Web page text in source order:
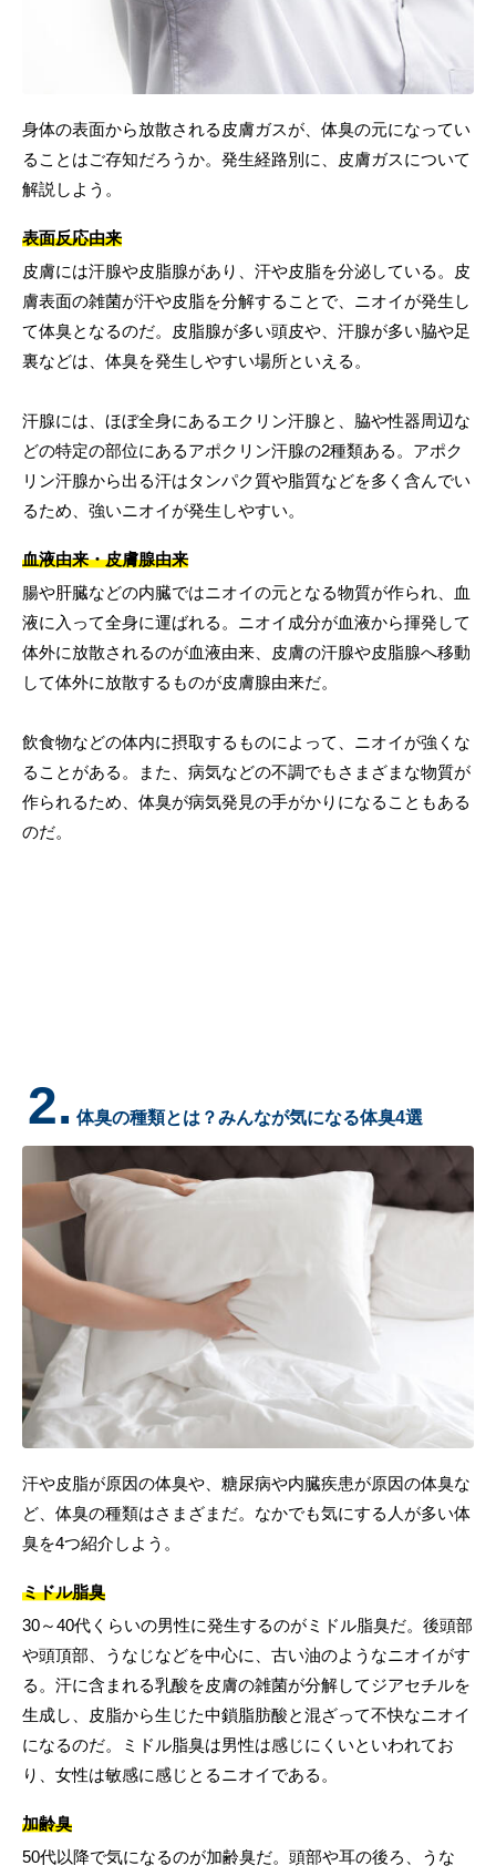
身体の表面から放散される皮膚ガスが、体臭の元になってい
ることはご存知だろうか。発生経路別に、皮膚ガスについて
解説しよう。
表面反応由来
皮膚には汗腺や皮脂腺があり、汗や皮脂を分泌している。皮
膚表面の雑菌が汗や皮脂を分解することで、ニオイが発生し
て体臭となるのだ。皮脂腺が多い頭皮や、汗腺が多い脇や足
裏などは、体臭を発生しやすい場所といえる。
汗腺には、ほぼ全身にあるエクリン汗腺と、脇や性器周辺な
どの特定の部位にあるアポクリン汗腺の2種類ある。アポク
リン汗腺から出る汗はタンパク質や脂質などを多く含んでい
るため、強いニオイが発生しやすい。
血液由来・皮膚腺由来
腸や肝臓などの内臓ではニオイの元となる物質が作られ、血
液に入って全身に運ばれる。ニオイ成分が血液から揮発して
体外に放散されるのが血液由来、皮膚の汗腺や皮脂腺へ移動
して体外に放散するものが皮膚腺由来だ。
飲食物などの体内に摂取するものによって、ニオイが強くな
ることがある。また、病気などの不調でもさまざまな物質が
作られるため、体臭が病気発見の手がかりになることもある
のだ。
2. 体臭の種類とは？みんなが気になる体臭4選
汗や皮脂が原因の体臭や、糖尿病や内臓疾患が原因の体臭な
ど、体臭の種類はさまざまだ。なかでも気にする人が多い体
臭を4つ紹介しよう。
ミドル脂臭
30～40代くらいの男性に発生するのがミドル脂臭だ。後頭部
や頭頂部、うなじなどを中心に、古い油のようなニオイがす
る。汗に含まれる乳酸を皮膚の雑菌が分解してジアセチルを
生成し、皮脂から生じた中鎖脂肪酸と混ざって不快なニオイ
になるのだ。ミドル脂臭は男性は感じにくいといわれてお
り、女性は敏感に感じとるニオイである。
加齢臭
50代以降で気になるのが加齢臭だ。頭部や耳の後ろ、うな